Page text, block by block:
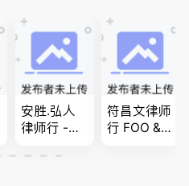
移民签证
、翻译和海
牙认证
民和魁北克
PEQ60472
08731
安胜.弘人
律师行 -
最大的华人
符昌文律师
行 FOO & C